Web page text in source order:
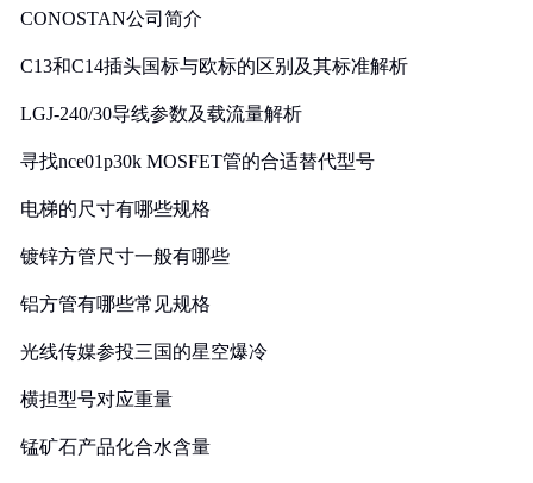
CONOSTAN公司简介
C13和C14插头国标与欧标的区别及其标准解析
LGJ-240/30导线参数及载流量解析
寻找nce01p30k MOSFET管的合适替代型号
电梯的尺寸有哪些规格
镀锌方管尺寸一般有哪些
铝方管有哪些常见规格
光线传媒参投三国的星空爆冷
横担型号对应重量
锰矿石产品化合水含量